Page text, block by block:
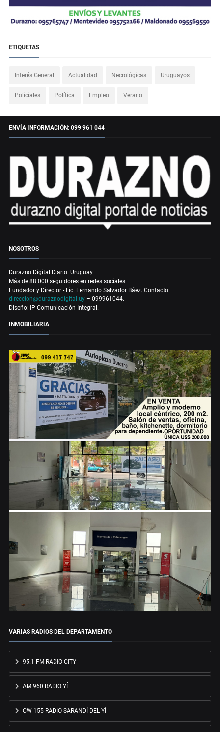
ETIQUETAS
Interés General Actualidad Necrológicas Uruguayos
Policiales Política Empleo Verano
ENVÍA INFORMACIÓN: 099 961 044
NOSOTROS
Durazno Digital Diario. Uruguay.
Más de 88.000 seguidores en redes sociales.
Fundador y Director - Lic. Fernando Salvador Báez. Contacto:
direccion@duraznodigital.uy – 099961044.
Diseño: IP Comunicación Integral.
INMOBILIARIA
VARIAS RADIOS DEL DEPARTAMENTO
95.1 FM RADIO CITY
AM 960 RADIO YÍ
CW 155 RADIO SARANDÍ DEL YÍ